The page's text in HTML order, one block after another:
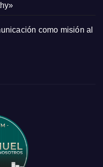
como misión al